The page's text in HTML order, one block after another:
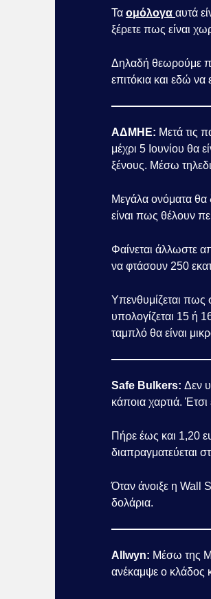
Τα ομόλογα αυτά
ξέρετε πως είναι
Δηλαδή θεωρούμε
επιτόκια και εδώ να
ΑΔΜΗΕ: Μετά τις
μέχρι 5 Ιουνίου θα
ξένους. Μέσω
Μεγάλα ονόματα θα
είναι πως θέλουν
Φαίνεται άλλωστε
να φτάσουν 250
Υπενθυμίζεται πως
υπολογίζεται 15 ή
ταμπλό θα είναι
Safe Bulkers: Δεν
κάποια χαρτιά.
Πήρε έως και 1,20
διαπραγματεύεται
Όταν άνοιξε η Wall
δολάρια.
Allwyn: Μέσω της
ανέκαμψε ο κλάδος